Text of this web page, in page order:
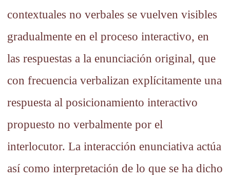
contextuales no verbales se vuelven visibles
gradualmente en el proceso interactivo, en
las respuestas a la enunciación original, que
con frecuencia verbalizan explícitamente una
respuesta al posicionamiento interactivo
propuesto no verbalmente por el
interlocutor. La interacción enunciativa actúa
así como interpretación de lo que se ha dicho